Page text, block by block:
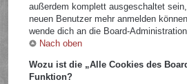
außerdem komplett ausgeschaltet
neuen Benutzer mehr anmelden
wende dich an die Board-Administration.
Nach oben
Wozu ist die „Alle Cookies des
Funktion?